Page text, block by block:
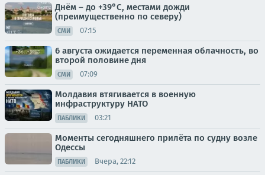
Днём – до +39°С, местами дожди
(преимущественно по северу)
СМИ 07:15
6 августа ожидается переменная облачность, во
второй половине дня
СМИ 07:09
Молдавия втягивается в военную
инфраструктуру НАТО
ПАБЛИКИ 03:21
Моменты сегодняшнего прилёта по судну возле
Одессы
ПАБЛИКИ Вчера, 22:12